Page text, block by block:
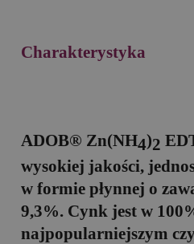
Charakterystyka
ADOB® Zn(NH4)2 ED
wysokiej jakości,
w formie płynnej o
9,3%. Cynk jest w
najpopularniejszym